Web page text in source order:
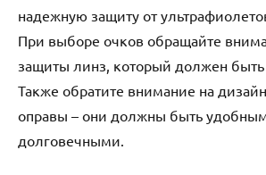
надежную защиту от
При выборе очков обращайте
защиты линз, который должен быть
Также обратите внимание на
оправы – они должны быть
долговечными.